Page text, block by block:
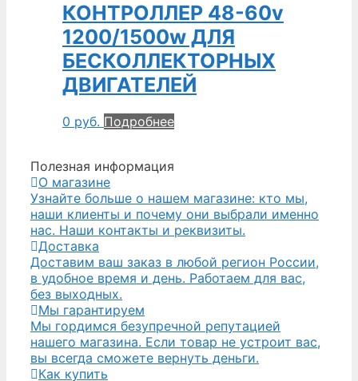
КОНТРОЛЛЕР 48-60v
1200/1500w ДЛЯ
БЕСКОЛЛЕКТОРНЫХ
ДВИГАТЕЛЕЙ
0 руб. Подробнее
Полезная информация
О магазине
Узнайте больше о нашем магазине: кто мы,
наши клиенты и почему они выбрали именно
нас. Наши контакты и реквизиты.
Доставка
Доставим ваш заказ в любой регион России,
в удобное время и день. Работаем для вас,
без выходных.
Мы гарантируем
Мы гордимся безупречной репутацией
нашего магазина. Если товар не устроит вас,
вы всегда сможете вернуть деньги.
Как купить